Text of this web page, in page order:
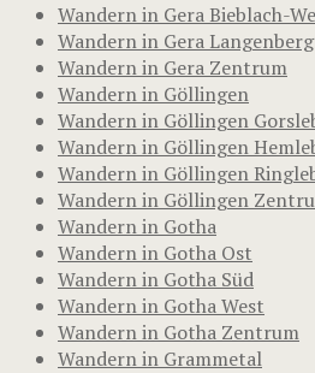
Wandern in Gera Bieblach-
Wandern in Gera Langenberg
Wandern in Gera Zentrum
Wandern in Göllingen
Wandern in Göllingen
Wandern in Göllingen
Wandern in Göllingen
Wandern in Göllingen
Wandern in Gotha
Wandern in Gotha Ost
Wandern in Gotha Süd
Wandern in Gotha West
Wandern in Gotha Zentrum
Wandern in Grammetal